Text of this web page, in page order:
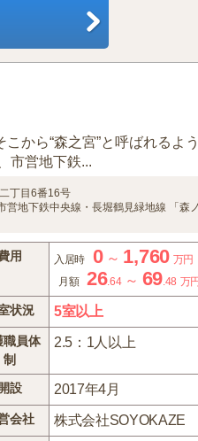
から“森之宮”と呼ばれるよ
市営地下鉄...
丁目6番16号
営地下鉄中央線・長堀鶴見緑地線 「森
用 入居時 0～ 1,760 万円
月額
26.64～ 69.48 万
状況 5室以上
職員体
制
2.5：1人以上
開設 2017年4月
会社 株式会社SOYOKAZE